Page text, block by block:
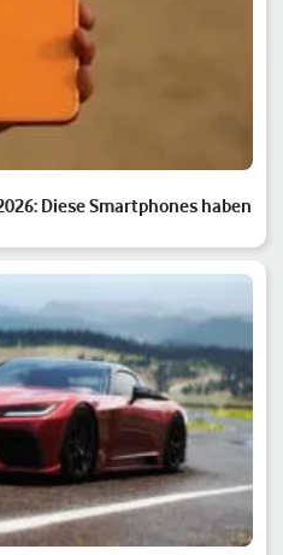
Diese Smartphones haben